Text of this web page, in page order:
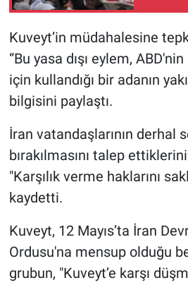
Kuveyt’in müdahalesine
“Bu yasa dışı eylem,
için kullandığı bir adanın
bilgisini paylaştı.
İran vatandaşlarının derhal
bırakılmasını talep
"Karşılık verme haklarını
kaydetti.
Kuveyt, 12 Mayıs’ta İran
Ordusu'na mensup olduğu
grubun, "Kuveyt’e karşı